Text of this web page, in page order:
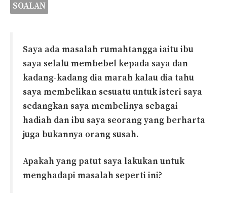
SOALAN
Saya ada masalah rumahtangga iaitu ibu
saya selalu membebel kepada saya dan
kadang-kadang dia marah kalau dia tahu
saya membelikan sesuatu untuk isteri saya
sedangkan saya membelinya sebagai
hadiah dan ibu saya seorang yang berharta
juga bukannya orang susah.
Apakah yang patut saya lakukan untuk
menghadapi masalah seperti ini?